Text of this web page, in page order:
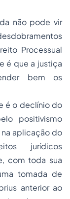
não pode vir
Processual
é que a justiça
bem os
é o declínio do
positivismo
aplicação do
jurídicos
com toda sua
tomada de
anterior ao